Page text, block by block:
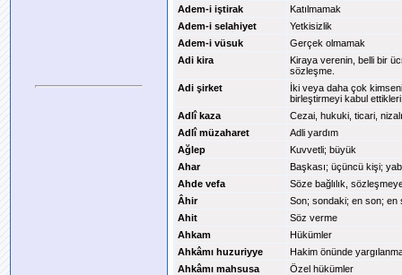
Adem-i iştirak
Katılmamak
Adem-i selahiyet
Yetkisizlik
Adem-i vüsuk
Gerçek olmamak
Adi kira
Kiraya verenin, belli bir
sözleşme.
Adi şirket
İki veya daha çok
birleştirmeyi kabul
Adlî kaza
Cezai, hukuki, ticari,
Adlî müzaharet
Adli yardım
Ağlep
Kuvvetli; büyük
Ahar
Başkası; üçüncü kişi;
Ahde vefa
Söze bağlılık,
Âhir
Son; sondaki; en son; en
Ahit
Söz verme
Ahkam
Hükümler
Ahkâmı huzuriyye
Hakim önünde
Ahkâmı mahsusa
Özel hükümler